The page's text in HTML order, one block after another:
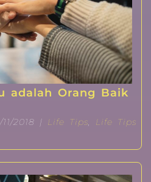
adalah Orang Baik
2018 | Life Tips, Life Tips